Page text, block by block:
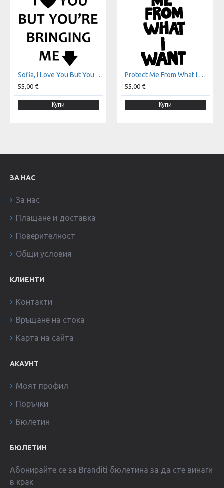
Sofia, I Love You But You Are Bringing Me Down t-shirt
55,00 €
Купи
Protect Me From What I Want t-shirt
55,00 €
Купи
ЗА НАС
За нас
Плащане и доставка
Поверителност
Общи условия
КЛИЕНТИ
Контакти
Връщане на стока
Карта на сайта
АКАУНТ
Моят профил
Поръчки
Бюлетин
БЮЛЕТИН
Абонирайте се за Branditi бюлетина за да сте винаги
в крак